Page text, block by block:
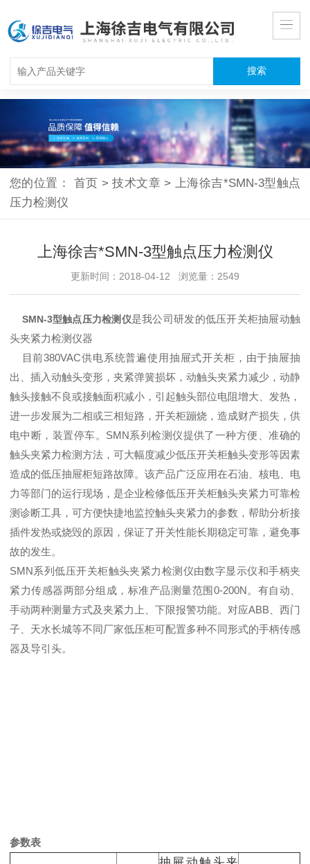
您的位置： 首页 > 技术文章 > 上海徐吉*SMN-3型触点
压力检测仪
上海徐吉*SMN-3型触点压力检测仪
更新时间：2018-04-12 浏览量：2549
SMN-3型触点压力检测仪是我公司研发的低压开关柜抽屉动触
头夹紧力检测仪器
目前380VAC供电系统普遍使用抽屉式开关柜，由于抽屉抽
出、插入动触头变形，夹紧弹簧损坏，动触头夹紧力减少，动静
触头接触不良或接触面积减小，引起触头部位电阻增大、发热，
进一步发展为二相或三相短路，开关柜蹦烧，造成财产损失，供
电中断，装置停车。SMN系列检测仪提供了一种方便、准确的
触头夹紧力检测方法，可大幅度减少低压开关柜触头变形等因素
造成的低压抽屉柜短路故障。该产品广泛应用在石油、核电、电
力等部门的运行现场，是企业检修低压开关柜触头夹紧力可靠检
测诊断工具，可方便快捷地监控触头夹紧力的参数，帮助分析接
插件发热或烧毁的原因，保证了开关性能长期稳定可靠，避免事
故的发生。
SMN系列低压开关柜触头夹紧力检测仪由数字显示仪和手柄夹
紧力传感器两部分组成，标准产品测量范围0-200N。有自动、
手动两种测量方式及夹紧力上、下限报警功能。对应ABB、西门
子、天水长城等不同厂家低压柜可配置多种不同形式的手柄传感
器及导引头。
参数表